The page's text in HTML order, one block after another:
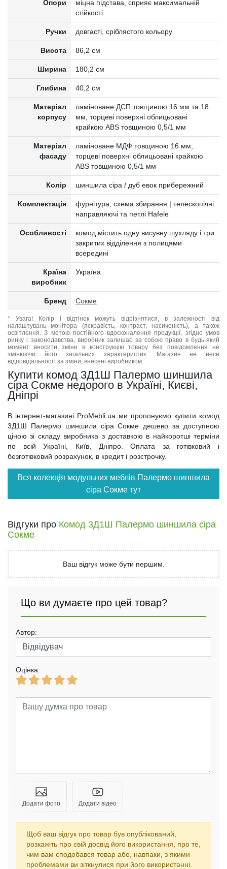
Опори
міцна підстава, сприяє максимальній
стійкості
Ручки довгасті, сріблястого кольору
Висота 86,2 см
Ширина 180,2 см
Глибина 40,2 см
Матеріал
корпусу
ламіноване ДСП товщиною 16 мм та 18
мм, торцеві поверхні облицьовані
крайкою ABS товщиною 0,5/1 мм
Матеріал
фасаду
ламіноване МДФ товщиною 16 мм,
торцеві поверхні облицьовані крайкою
ABS товщиною 0,5/1 мм
Колір шиншила сіра / дуб евок прибережний
Комплектація
фурнітура, схема збирання | телескопічні
направляючі та петлі Hafele
Особливості
комод містить одну висувну шухляду і три
закритих відділення з полицями
всередині
Країна
виробник
Україна
Бренд Сокме
* Увага! Колір і відтінок можуть відрізнятися, в залежності від
налаштувань монітора (яскравість, контраст, насиченість), а також
освітлення. З метою постійного вдосконалення продукції, згідно умов
ринку і законодавства, виробник залишає за собою право в будь-який
момент вносити зміни в конструкцію товару без повідомлення не
змінюючи його загальних характеристик. Магазин не несе
відповідальності за зміни, внесені виробником.
Купити комод 3Д1Ш Палермо шиншила
сіра Сокме недорого в Україні, Києві,
Дніпрі
В інтернет-магазині ProMebli.ua ми пропонуємо купити комод
3Д1Ш Палермо шиншила сіра Сокме дешево за доступною
ціною зі складу виробника з доставкою в найкоротші терміни
по всій Україні, Київ, Дніпро. Оплата за готівковий і
безготівковий розрахунок, в кредит і розстрочку.
Вся колекція модульних меблів Палермо шиншила
сіра Сокме тут
Відгуки про Комод 3Д1Ш Палермо шиншила сіра
Сокме
Ваш відгук може бути першим.
Що ви думаєте про цей товар?
Автор:
Оцінка:
Додати фото Додати відео
Щоб ваш відгук про товар був опублікований,
розкажіть про свій досвід його використання, про те,
чим вам сподобався товар або, навпаки, з якими
проблемами ви зіткнулися при його використанні.